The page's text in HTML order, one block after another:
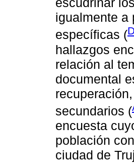
igualmente a
específicas (
hallazgos
relación al
documental
secundarios (
encuesta
población
ciudad de